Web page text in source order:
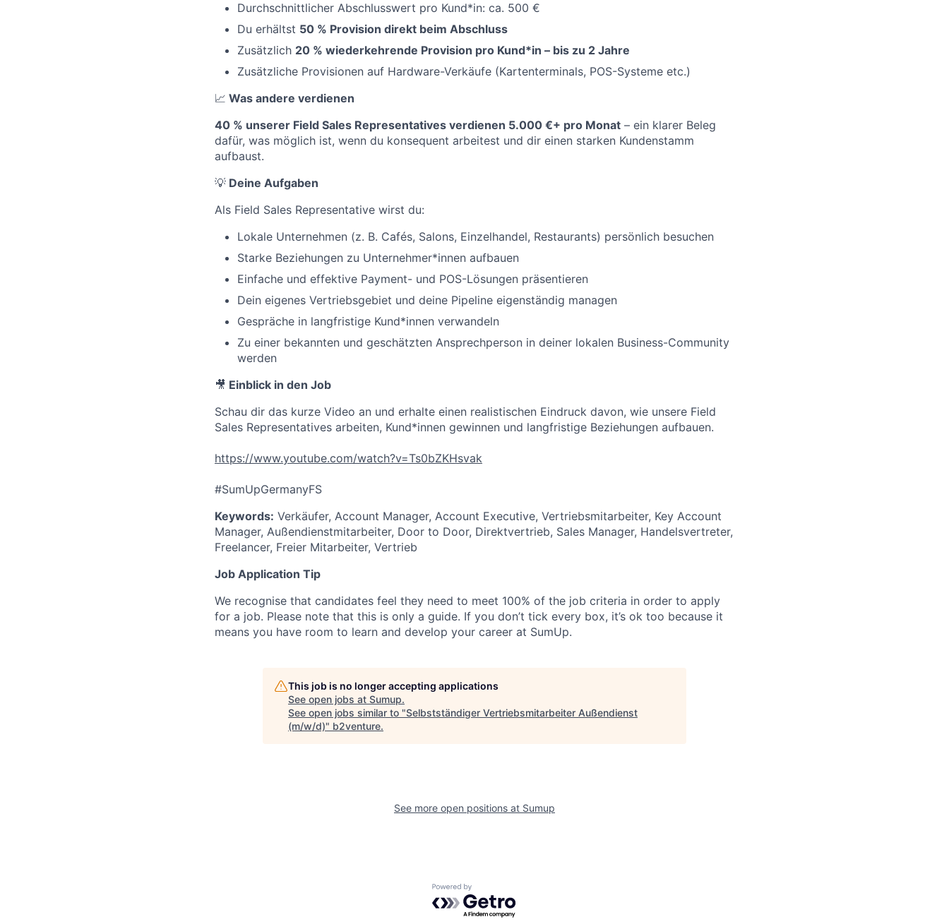
Durchschnittlicher Abschlusswert pro Kund*in: ca. 500 €
Du erhältst 50 % Provision direkt beim Abschluss
Zusätzlich 20 % wiederkehrende Provision pro Kund*in – bis zu 2 Jahre
Zusätzliche Provisionen auf Hardware-Verkäufe (Kartenterminals, POS-Systeme etc.)
📈 Was andere verdienen
40 % unserer Field Sales Representatives verdienen 5.000 €+ pro Monat – ein klarer Beleg
dafür, was möglich ist, wenn du konsequent arbeitest und dir einen starken Kundenstamm
aufbaust.
💡 Deine Aufgaben
Als Field Sales Representative wirst du:
Lokale Unternehmen (z. B. Cafés, Salons, Einzelhandel, Restaurants) persönlich besuchen
Starke Beziehungen zu Unternehmer*innen aufbauen
Einfache und effektive Payment- und POS-Lösungen präsentieren
Dein eigenes Vertriebsgebiet und deine Pipeline eigenständig managen
Gespräche in langfristige Kund*innen verwandeln
Zu einer bekannten und geschätzten Ansprechperson in deiner lokalen Business-Community
werden
🎥 Einblick in den Job
Schau dir das kurze Video an und erhalte einen realistischen Eindruck davon, wie unsere Field
Sales Representatives arbeiten, Kund*innen gewinnen und langfristige Beziehungen aufbauen.
https://www.youtube.com/watch?v=Ts0bZKHsvak
#SumUpGermanyFS
Keywords: Verkäufer, Account Manager, Account Executive, Vertriebsmitarbeiter, Key Account
Manager, Außendienstmitarbeiter, Door to Door, Direktvertrieb, Sales Manager, Handelsvertreter,
Freelancer, Freier Mitarbeiter, Vertrieb
Job Application Tip
We recognise that candidates feel they need to meet 100% of the job criteria in order to apply
for a job. Please note that this is only a guide. If you don’t tick every box, it’s ok too because it
means you have room to learn and develop your career at SumUp.
This job is no longer accepting applications
See open jobs at Sumup.
See open jobs similar to "Selbstständiger Vertriebsmitarbeiter Außendienst
(m/w/d)" b2venture.
See more open positions at Sumup
Powered by Getro.com